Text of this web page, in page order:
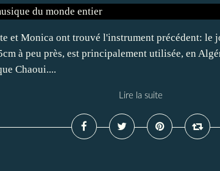
et Monica ont trouvé l'instrument précédent: le
à peu près, est principalement utilisée, en
Chaoui....
Lire la suite